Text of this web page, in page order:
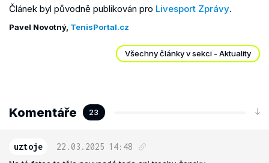
Článek byl původně publikován pro Livesport Zprávy.
Pavel Novotný, TenisPortal.cz
Všechny články v sekci - Aktuality
Komentáře 23
uztoje 22.03.2025 14:48